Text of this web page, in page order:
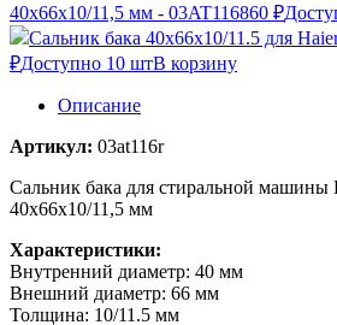
40x66x10/11,5 мм - 03AT116860 ₽
Сальник бака 40x66x10/11.5 для
₽Доступно 10 штВ корзину
Описание
Артикул: 03at116r
Сальник бака для стиральной машины
40x66x10/11,5 мм
Характеристики:
Внутренний диаметр: 40 мм
Внешний диаметр: 66 мм
Толщина: 10/11.5 мм